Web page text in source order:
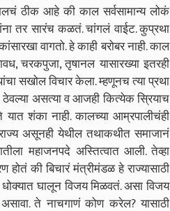
ठीक आहे की काल सर्वसामान्य लोकं
तर सारंच कळतं. चांगलं वाईट. कुप्रथा
वागतो. हे काही बरोबर नाही. काल
चरकपुजा, तृषानल यासारख्या इतरही
सखोल विचार केला. म्हणूनच त्या प्रथा
ठेवल्या असत्या व आजही कित्येक स्रियाच
शंका नाही. कालच्या आम्रपालीचंही
असूनही येथील तथाकथीत समाजानं
महाजनपदे अस्तित्वात आली. तेव्हा
होतं की बिचारं मंत्रीमंडळ हे राज्यासाठी
घालून विजय मिळवतं. असा विजय
ते नाचगाणं कोण करेल? यासाठी